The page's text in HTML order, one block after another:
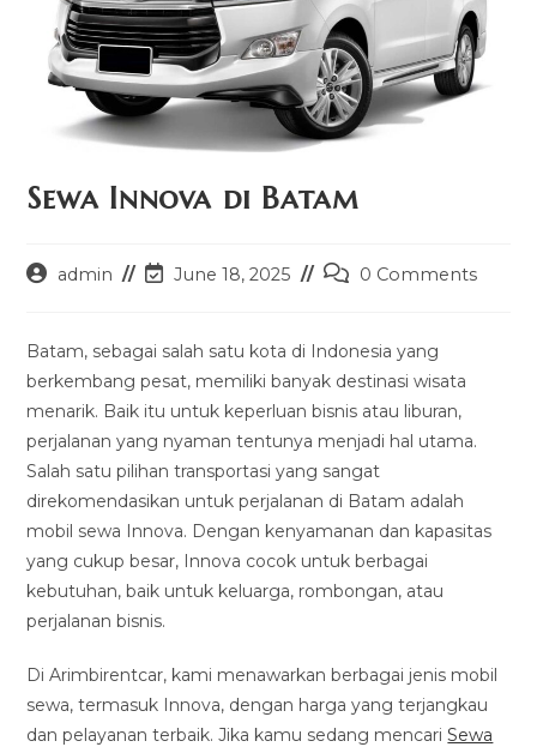
Sewa Innova di Batam
Postadmin
PostJune 18, 2025
Post0 Comments
Batam, sebagai salah satu kota di Indonesia yang
berkembang pesat, memiliki banyak destinasi wisata
menarik. Baik itu untuk keperluan bisnis atau liburan,
perjalanan yang nyaman tentunya menjadi hal utama.
Salah satu pilihan transportasi yang sangat
direkomendasikan untuk perjalanan di Batam adalah
mobil sewa Innova. Dengan kenyamanan dan kapasitas
yang cukup besar, Innova cocok untuk berbagai
kebutuhan, baik untuk keluarga, rombongan, atau
perjalanan bisnis.
Di Arimbirentcar, kami menawarkan berbagai jenis mobil
sewa, termasuk Innova, dengan harga yang terjangkau
dan pelayanan terbaik. Jika kamu sedang mencariSewa